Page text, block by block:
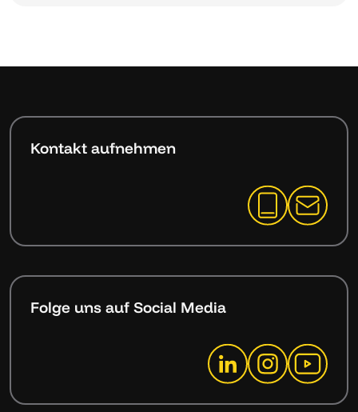
Kontakt aufnehmen
Folge uns auf Social Media